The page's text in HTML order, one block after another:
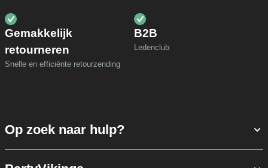
Gemakkelijk
retourneren
Snelle en efficiënte retourzending
B2B
Ledenclub
Op zoek naar hulp?